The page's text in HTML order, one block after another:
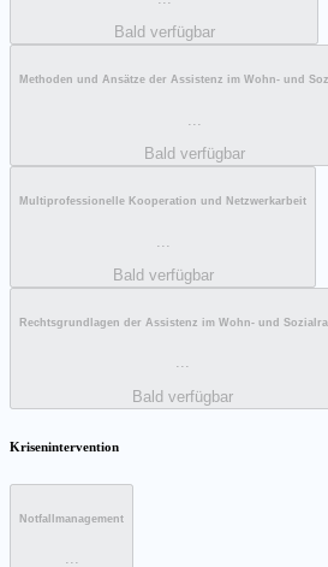
Bald verfügbar
Methoden und Ansätze der Assistenz im Wohn- und
Bald verfügbar
Multiprofessionelle Kooperation und Netzwerkarbeit
Bald verfügbar
Rechtsgrundlagen der Assistenz im Wohn- und
...
Bald verfügbar
Krisenintervention
Notfallmanagement
...